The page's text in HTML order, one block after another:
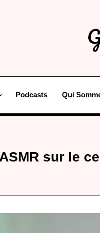
Podcasts Qui
sur le